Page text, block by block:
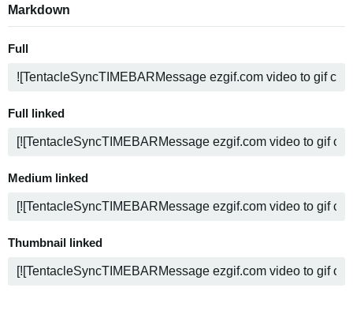
Markdown
Full
Full linked
Medium linked
Thumbnail linked